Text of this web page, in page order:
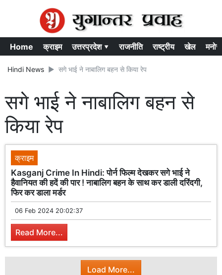
Home क्राइम उत्तरप्रदेश ▾ राजनीति राष्ट्रीय खेल
Hindi News सगे भाई ने नाबालिग बहन से किया रेप
सगे भाई ने नाबालिग बहन से
किया रेप
क्राइम
Kasganj Crime In Hindi: पोर्न फिल्म देखकर सगे भाई ने
हैवानियत की हदें की पार ! नाबालिग बहन के साथ कर डाली दरिंदगी,
फिर कर डाला मर्डर
06 Feb 2024 20:02:37
Read More...
Load More...